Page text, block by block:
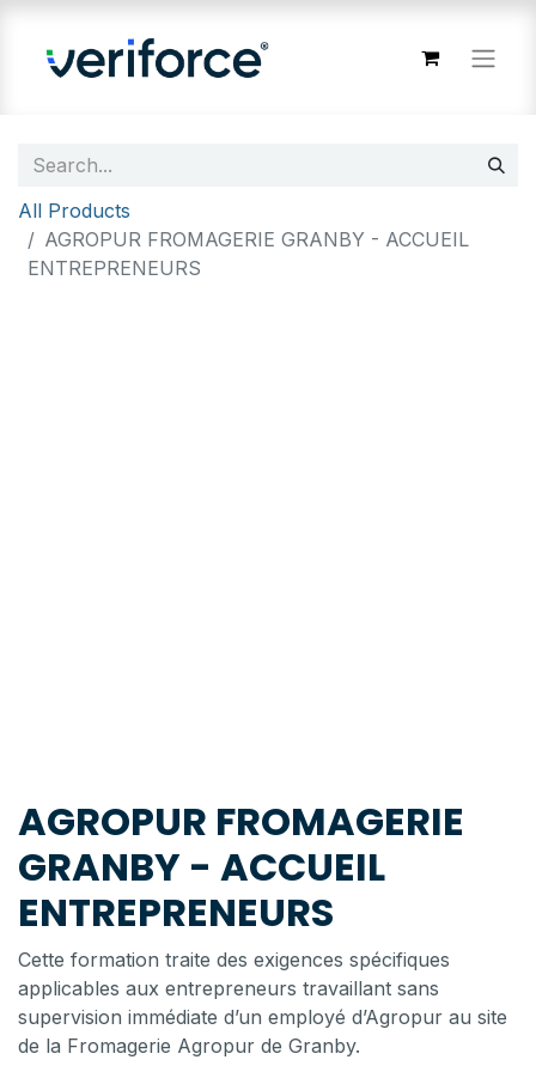
All Products
AGROPUR FROMAGERIE GRANBY - ACCUEIL
ENTREPRENEURS
AGROPUR FROMAGERIE
GRANBY - ACCUEIL
ENTREPRENEURS
Cette formation traite des exigences spécifiques
applicables aux entrepreneurs travaillant sans
supervision immédiate d’un employé d’Agropur au site
de la Fromagerie Agropur de Granby.